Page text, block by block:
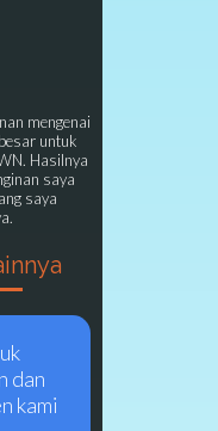
mengenai
untuk
Hasilnya
saya
saya
dan
kami